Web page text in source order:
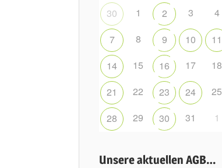
30 1 2 3 4
7
8 9 10 11
14
15 16 17 18
21
22 23 24 25
28
29 30 31 1
Unsere aktuellen AGB…